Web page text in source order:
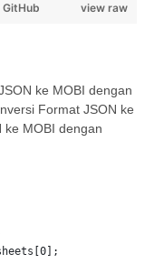
view raw
GitHub
ke MOBI dengan
Format JSON ke
ke MOBI dengan